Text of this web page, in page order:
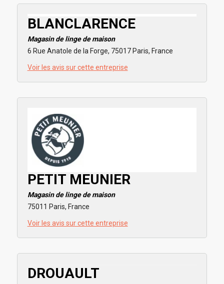
BLANCLARENCE
Magasin de linge de maison
6 Rue Anatole de la Forge, 75017 Paris, France
Voir les avis sur cette entreprise
PETIT MEUNIER
Magasin de linge de maison
75011 Paris, France
Voir les avis sur cette entreprise
DROUAULT